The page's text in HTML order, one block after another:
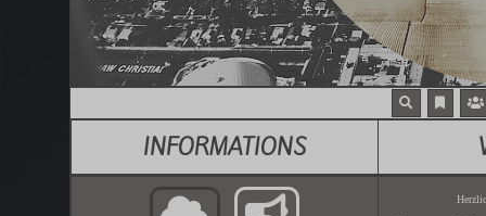
INFORMATIONS